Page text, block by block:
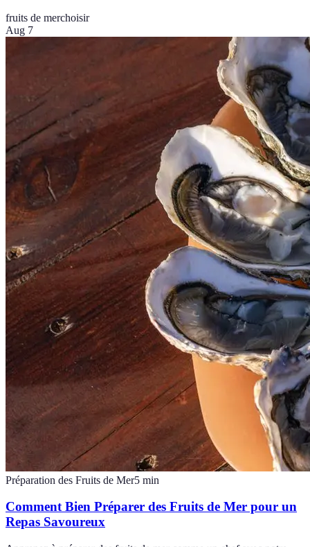
fruits de merchoisir
Aug 7
Préparation des Fruits de Mer5 min
Comment Bien Préparer des Fruits de Mer pour un
Repas Savoureux